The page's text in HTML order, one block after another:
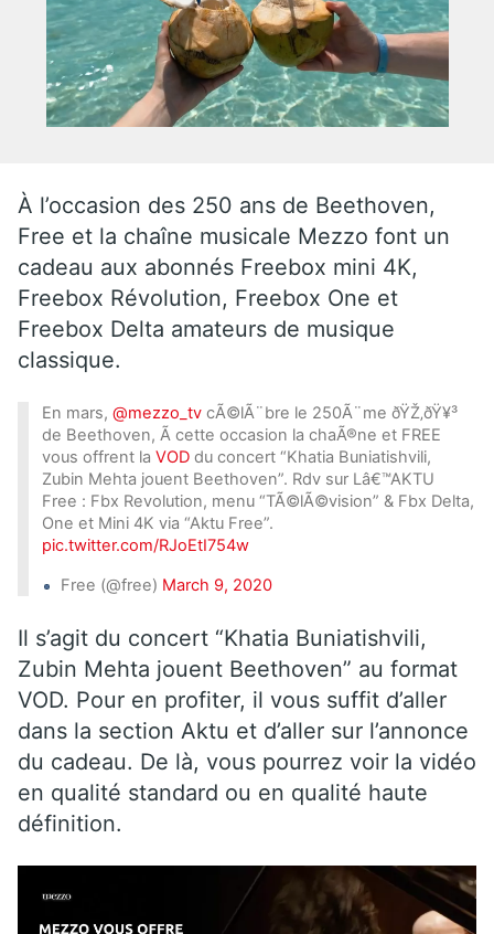
À l’occasion des 250 ans de Beethoven,
Free et la chaîne musicale Mezzo font un
cadeau aux abonnés Freebox mini 4K,
Freebox Révolution, Freebox One et
Freebox Delta amateurs de musique
classique.
En mars, @mezzo_tv cÃ©lÃ¨bre le 250Ã¨me ðŸŽ‚ðŸ¥³
de Beethoven, Ã cette occasion la chaÃ®ne et FREE
vous offrent la VOD du concert “Khatia Buniatishvili,
Zubin Mehta jouent Beethoven”. Rdv sur Lâ€™AKTU
Free : Fbx Revolution, menu “TÃ©lÃ©vision” & Fbx Delta,
One et Mini 4K via “Aktu Free”.
pic.twitter.com/RJoEtI754w
Free (@free) March 9, 2020
Il s’agit du concert “Khatia Buniatishvili,
Zubin Mehta jouent Beethoven” au format
VOD. Pour en profiter, il vous suffit d’aller
dans la section Aktu et d’aller sur l’annonce
du cadeau. De là, vous pourrez voir la vidéo
en qualité standard ou en qualité haute
définition.